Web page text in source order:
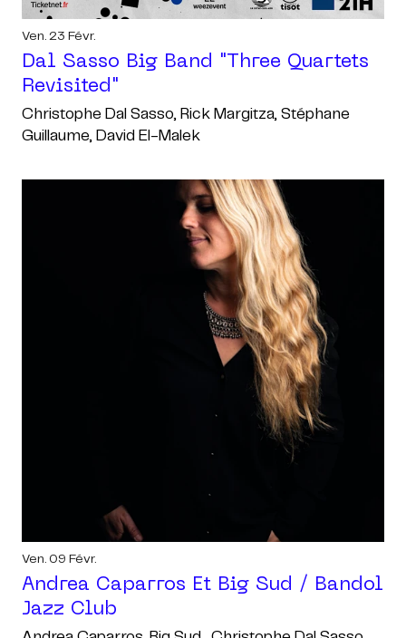
Ven. 23 Févr.
Dal Sasso Big Band "three Quartets
Revisited"
Christophe Dal Sasso, Rick Margitza, Stéphane
Guillaume, David El-Malek
Ven. 09 Févr.
Andrea Caparros Et Big Sud / Bandol
Jazz Club